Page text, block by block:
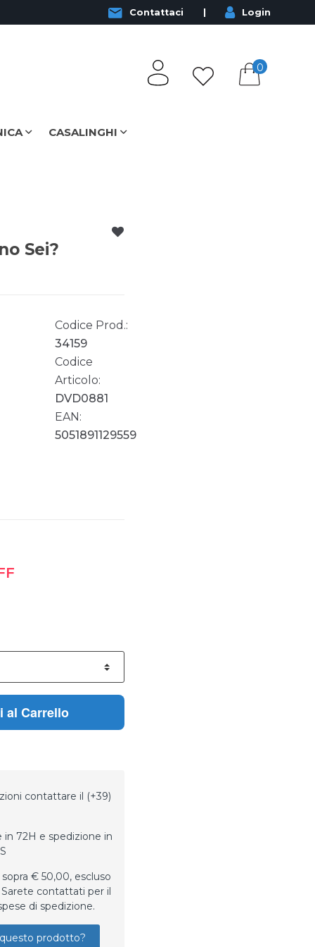
Contattaci Login
0
CASALINGHI
Sei?
Codice Prod.:
34159
Codice
Articolo:
DVD0881
EAN:
5051891129559
Carrello
contattare il (+39)
72H e spedizione in
€ 50,00, escluso
contattati per il
di spedizione.
prodotto?